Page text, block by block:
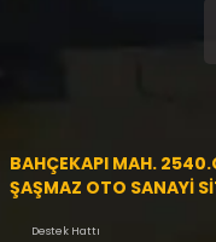
BAHÇEKAPI MAH.
ŞAŞMAZ OTO SANAYİ
Destek Hattı